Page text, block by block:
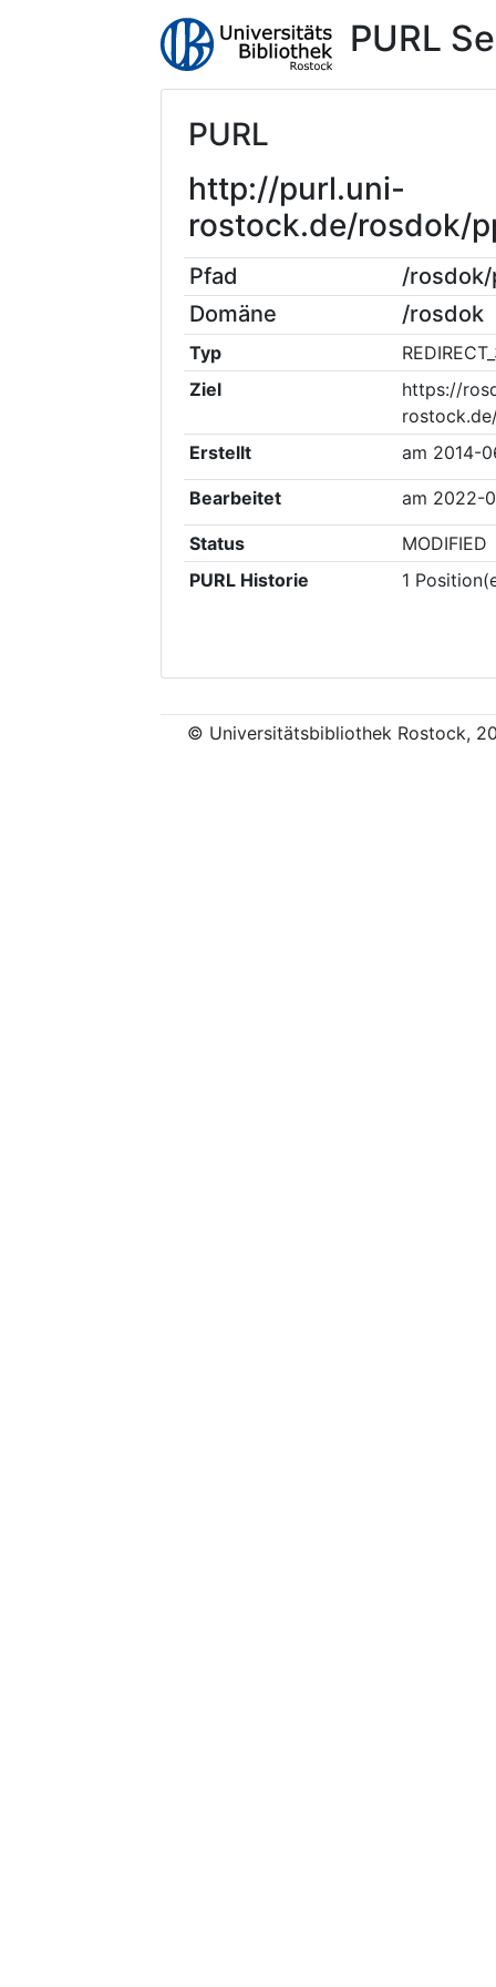
PURL
PURL
http://purl.uni-
rostock.de/rosdok/
Pfad
/
Domäne
/rosdok
Typ
Ziel
https://
Erstellt
am 2014-
Bearbeitet am 2022-
Status
MODIFIED
PURL Historie
1
© Universitätsbibliothek Rostock,